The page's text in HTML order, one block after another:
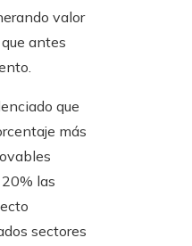
valor
antes
que
más
las
sectores